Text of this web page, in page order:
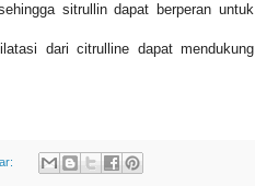
sitrullin dapat berperan untuk
dari citrulline dapat mendukung